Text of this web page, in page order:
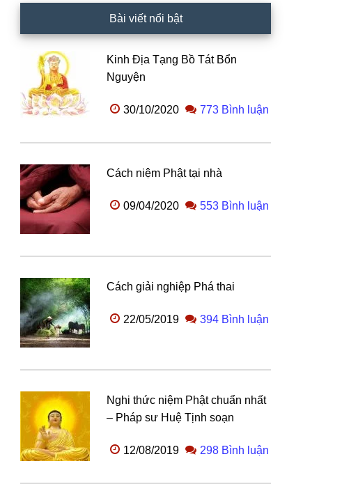
Bài viết nổi bật
Kinh Địa Tạng Bồ Tát Bổn
Nguyện
30/10/2020 773 Bình luận
Cách niệm Phật tại nhà
09/04/2020 553 Bình luận
Cách giải nghiệp Phá thai
22/05/2019 394 Bình luận
Nghi thức niệm Phật chuẩn nhất
– Pháp sư Huệ Tịnh soạn
12/08/2019 298 Bình luận